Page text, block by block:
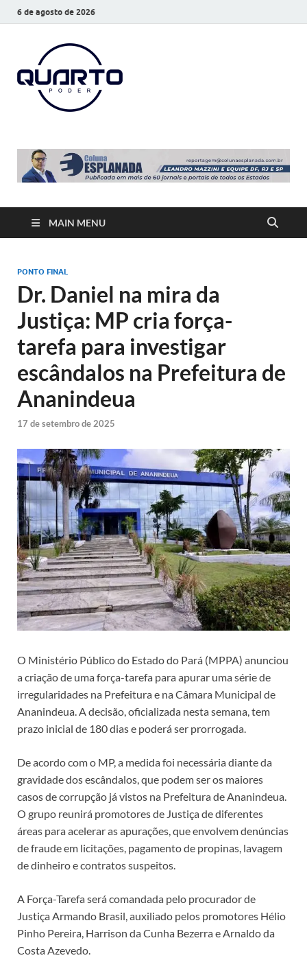
6 de agosto de 2026
MAIN MENU
PONTO FINAL
Dr. Daniel na mira da
Justiça: MP cria força-
tarefa para investigar
escândalos na Prefeitura de
Ananindeua
17 de setembro de 2025
O Ministério Público do Estado do Pará (MPPA) anunciou
a criação de uma força-tarefa para apurar uma série de
irregularidades na Prefeitura e na Câmara Municipal de
Ananindeua. A decisão, oficializada nesta semana, tem
prazo inicial de 180 dias e poderá ser prorrogada.
De acordo com o MP, a medida foi necessária diante da
gravidade dos escândalos, que podem ser os maiores
casos de corrupção já vistos na Prefeitura de Ananindeua.
O grupo reunirá promotores de Justiça de diferentes
áreas para acelerar as apurações, que envolvem denúncias
de fraude em licitações, pagamento de propinas, lavagem
de dinheiro e contratos suspeitos.
A Força-Tarefa será comandada pelo procurador de
Justiça Armando Brasil, auxiliado pelos promotores Hélio
Pinho Pereira, Harrison da Cunha Bezerra e Arnaldo da
Costa Azevedo.